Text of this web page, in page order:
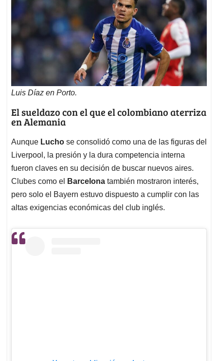
Luis Díaz en Porto.
El sueldazo con el que el colombiano aterriza
en Alemania
Aunque Lucho se consolidó como una de las figuras del
Liverpool, la presión y la dura competencia interna
fueron claves en su decisión de buscar nuevos aires.
Clubes como el
Barcelona también mostraron interés,
pero solo el Bayern estuvo dispuesto a cumplir con las
altas exigencias económicas del club inglés.